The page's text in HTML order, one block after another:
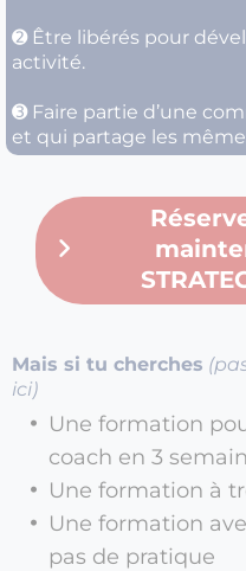
➋ Être libérés pour
activité.
➌ Faire partie d’une
et qui partage les
Mais si tu cherches
ici)
Une formation
coach en 3
Une formation à
Une formation
pas de pratique